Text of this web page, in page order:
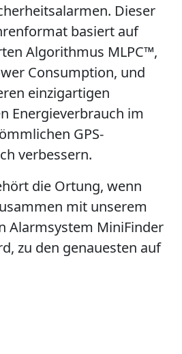
Dieser
basiert auf
Algorithmus MLPC™,
Consumption, und
einzigartigen
Energieverbrauch im
GPS-
verbessern.
die Ortung, wenn
mit unserem
Alarmsystem MiniFinder
zu den genauesten auf